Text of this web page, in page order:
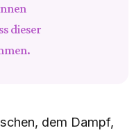
dieser
dem Dampf,